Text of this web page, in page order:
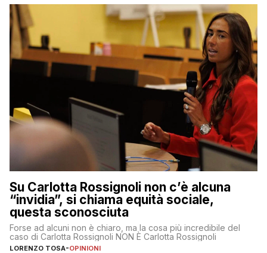
Su Carlotta Rossignoli non c’è alcuna
“invidia”, si chiama equità sociale,
questa sconosciuta
Forse ad alcuni non è chiaro, ma la cosa più incredibile del
caso di Carlotta Rossignoli NON È Carlotta Rossignoli
LORENZO TOSA-OPINIONI